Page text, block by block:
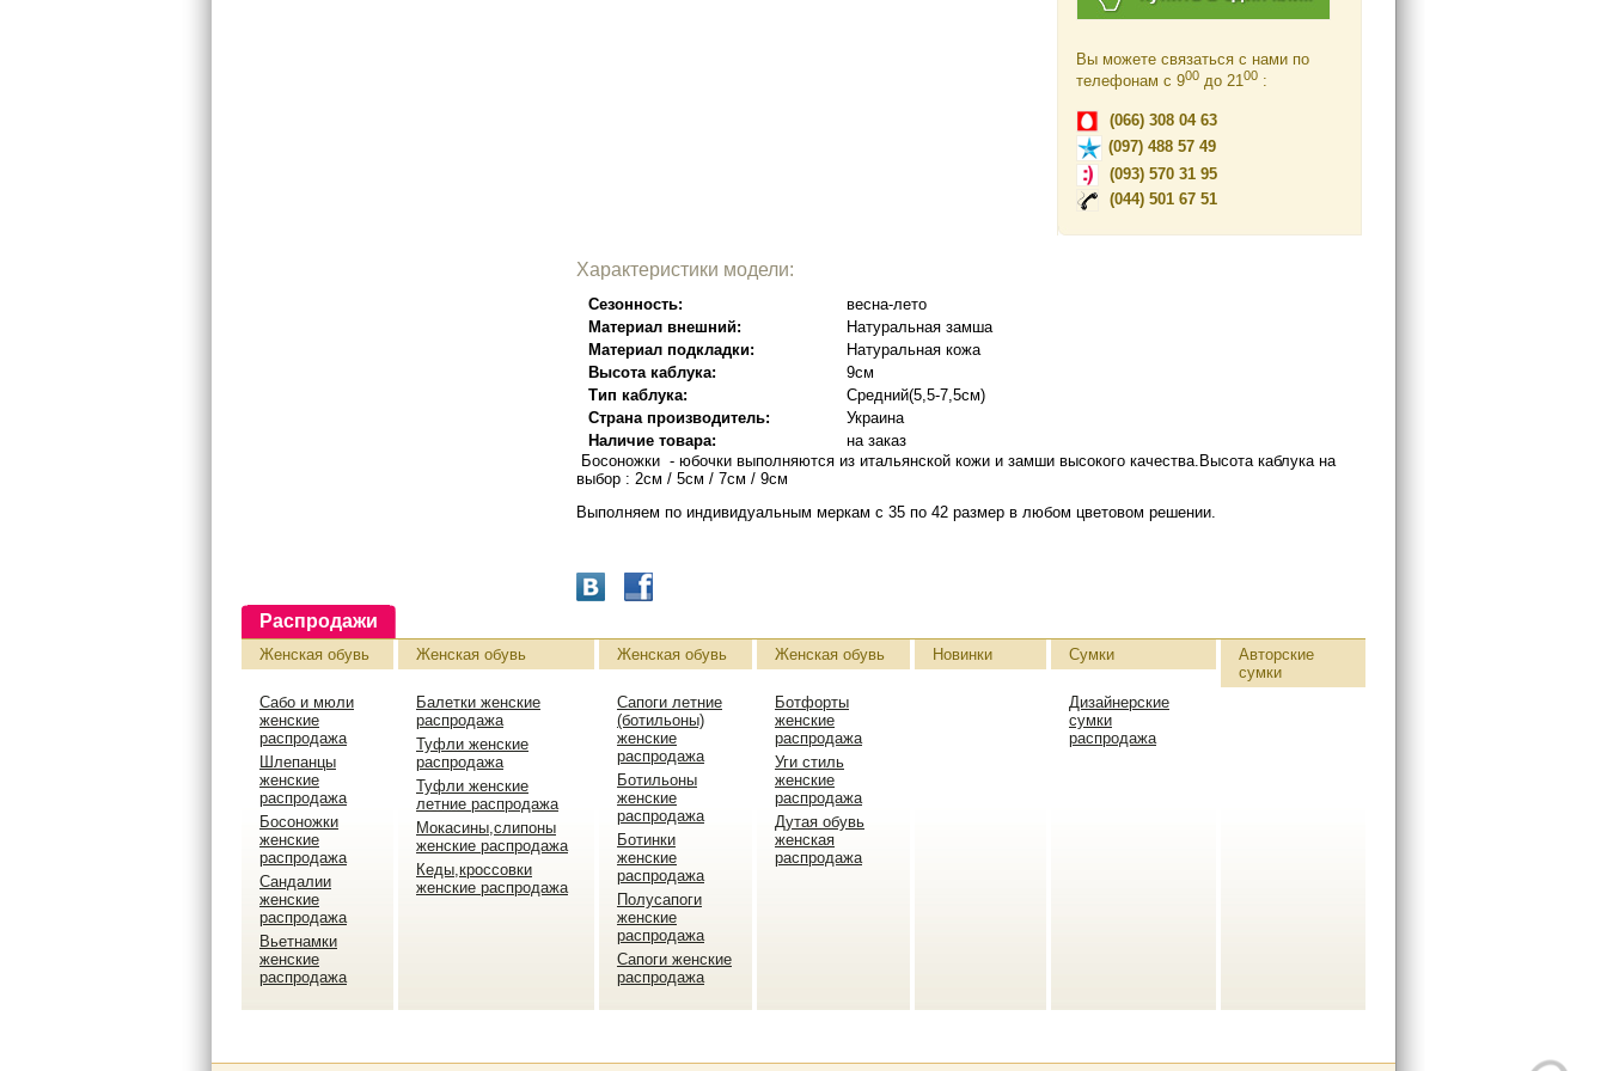
Вы можете связаться с нами по
телефонам c 900 до 2100 :
(066) 308 04 63
(097) 488 57 49
(093) 570 31 95
(044) 501 67 51
Характеристики модели:
Сезонность:
весна-лето
Материал внешний:
Натуральная замша
Материал подкладки:
Натуральная кожа
Высота каблука:
9см
Тип каблука:
Средний(5,5-7,5см)
Страна производитель:
Украина
Наличие товара:
на заказ
Босоножки - юбочки выполняются из итальянской кожи и замши высокого качества.Высота каблука на
выбор : 2см / 5см / 7см / 9см
Выполняем по индивидуальным меркам с 35 по 42 размер в любом цветовом решении.
Распродажи
Женская обувь
Сабо и мюли
женские
распродажа
Шлепанцы
женские
распродажа
Босоножки
женские
распродажа
Сандалии
женские
распродажа
Вьетнамки
женские
распродажа
Женская обувь
Балетки женские
распродажа
Туфли женские
распродажа
Туфли женские
летние распродажа
Мокасины,слипоны
женские распродажа
Кеды,кроссовки
женские распродажа
Женская обувь
Сапоги летние
(ботильоны)
женские
распродажа
Ботильоны
женские
распродажа
Ботинки
женские
распродажа
Полусапоги
женские
распродажа
Сапоги женские
распродажа
Женская обувь
Ботфорты
женские
распродажа
Уги стиль
женские
распродажа
Дутая обувь
женская
распродажа
Новинки Сумки
Дизайнерские
сумки
распродажа
Авторские
сумки